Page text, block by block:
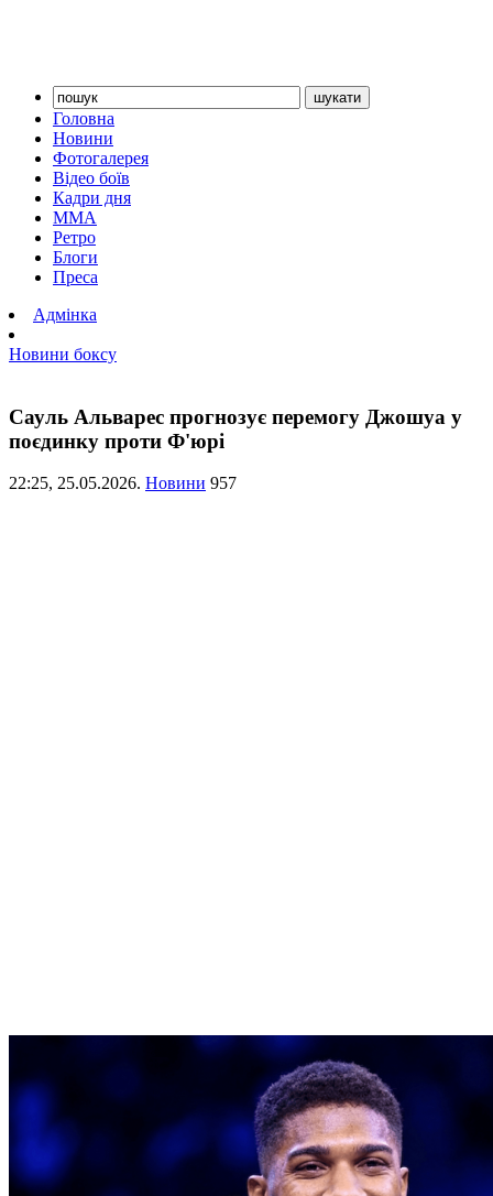
Головна
Новини
Фотогалерея
Відео боїв
Кадри дня
ММА
Ретро
Блоги
Преса
Адмінка
Новини боксу
Сауль Альварес прогнозує перемогу Джошуа у
поєдинку проти Ф'юрі
22:25, 25.05.2026. Новини 957